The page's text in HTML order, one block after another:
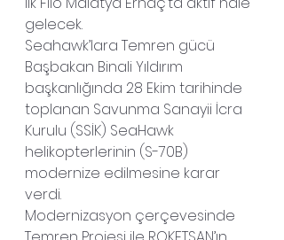
gelecek.
Seahawk’lara Temren gücü
Başbakan Binali Yıldırım
başkanlığında 28 Ekim tarihinde
toplanan Savunma Sanayii İcra
Kurulu (SSİK) SeaHawk
helikopterlerinin (S-70B)
modernize edilmesine karar
verdi.
Modernizasyon çerçevesinde